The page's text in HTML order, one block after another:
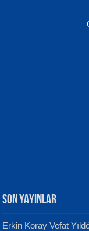
İSMAİL
Erkeklerin
Evvel Zaman
SON YAYINLAR
Erkin Koray Vefat